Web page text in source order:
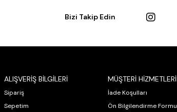
Bizi Takip Edin
ALIŞVERİŞ BİLGİLERİ
Sipariş
Sepetim
MÜŞTERİ HİZMETLERİ
İade Koşulları
Ön Bilgilendirme Formu